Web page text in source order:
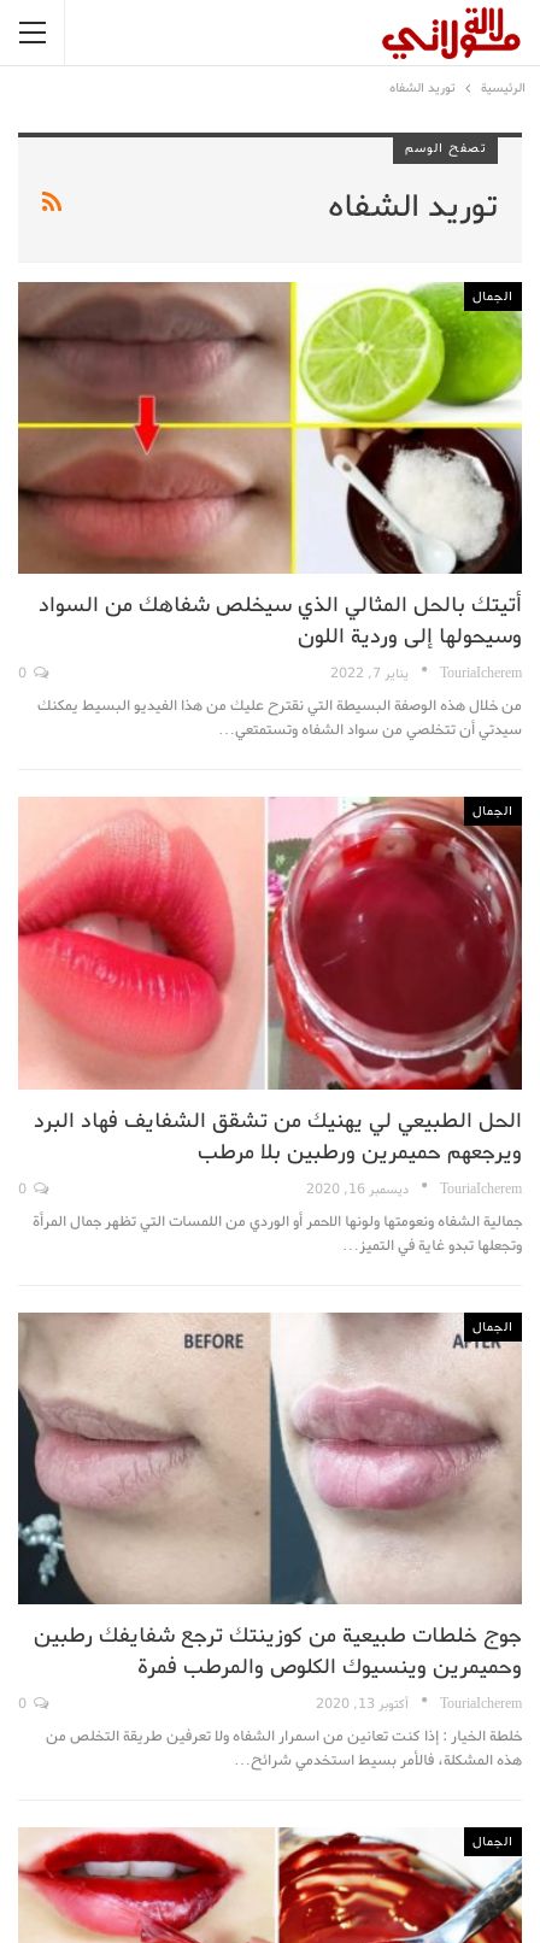
الرئيسية توريد الشفاه
تصفح الوسم
توريد الشفاه
الجمال
أتيتك بالحل المثالي الذي سيخلص شفاهك من السواد
وسيحولها إلى وردية اللون
TouriaIcherem يناير 7, 2022
من خلال هذه الوصفة البسيطة التي نقترح عليك من هذا الفيديو البسيط يمكنك
سيدتي أن تتخلصي من سواد الشفاه وتستمتعي…
الجمال
الحل الطبيعي لي يهنيك من تشقق الشفايف فهاد البرد
ويرجعهم حميمرين ورطبين بلا مرطب
TouriaIcherem ديسمبر 16, 2020
جمالية الشفاه ونعومتها ولونها الاحمر أو الوردي من اللمسات التي تظهر جمال المرأة
وتجعلها تبدو غاية في التميز…
الجمال
جوج خلطات طبيعية من كوزينتك ترجع شفايفك رطبين
وحميمرين وينسيوك الكلوص والمرطب فمرة
TouriaIcherem أكتوبر 13, 2020
خلطة الخيار : إذا كنت تعانين من اسمرار الشفاه ولا تعرفين طريقة التخلص من
هذه المشكلة، فالأمر بسيط استخدمي شرائح…
الجمال